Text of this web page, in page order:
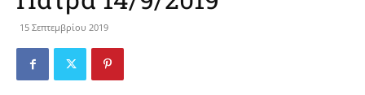
15 Σεπτεμβρίου 2019